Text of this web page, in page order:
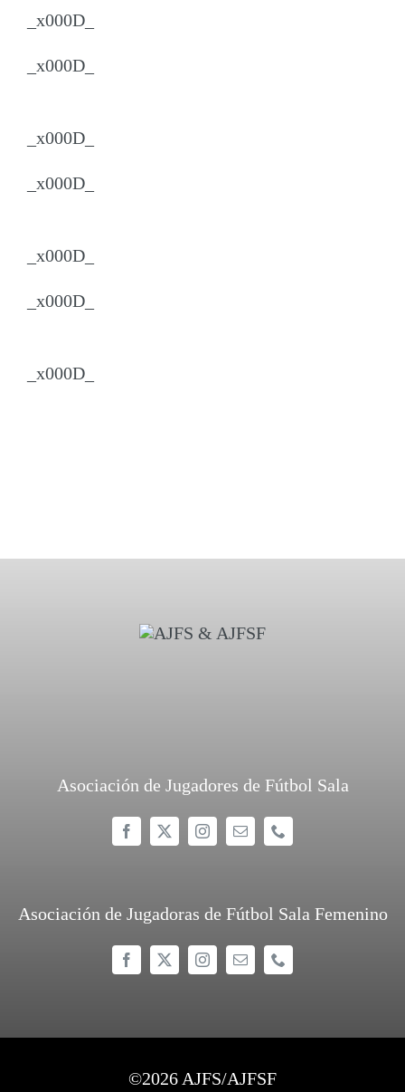
_x000D_
_x000D_
_x000D_
_x000D_
_x000D_
_x000D_
_x000D_
Asociación de Jugadores de Fútbol Sala
Asociación de Jugadoras de Fútbol Sala Femenino
©2026 AJFS/AJFSF